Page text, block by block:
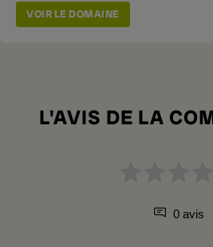
VOIR LE DOMAINE
L'AVIS DE LA
0 avis